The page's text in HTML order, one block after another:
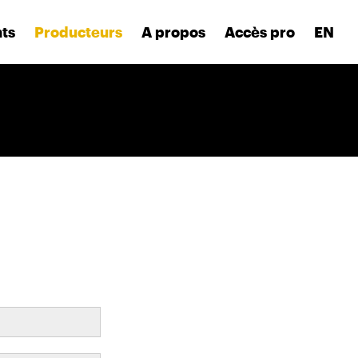
Producteurs A propos Accès pro EN